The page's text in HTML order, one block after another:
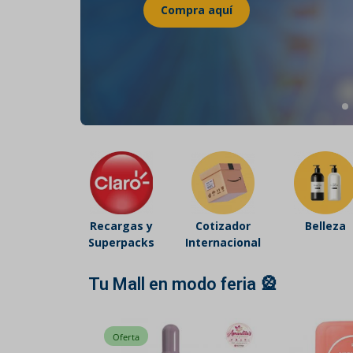
Belleza
Tecnología
Ver más categorías
Recargas y
Superpacks
Cotizador
Internacional
Belleza
Tu Mall en modo feria 🎡